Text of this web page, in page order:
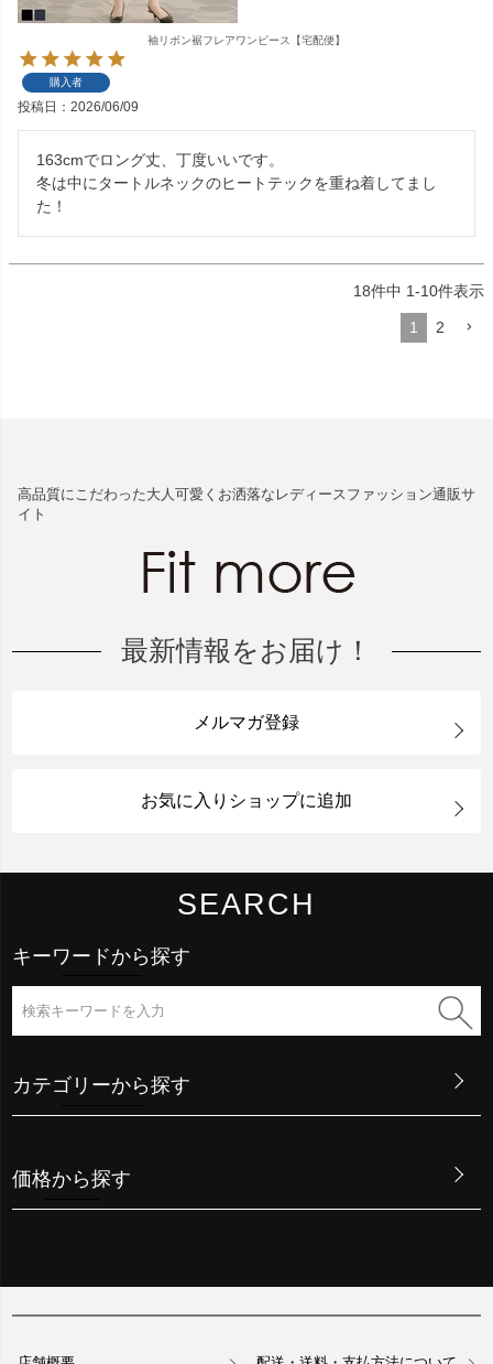
袖リボン裾フレアワンピース【宅配便】
購入者
投稿日 2026/06/09
163cmでロング丈、丁度いいです。
冬は中にタートルネックのヒートテックを重ね着してまし
た！
18件中 1-10件表示
1 2
高品質にこだわった大人可愛くお洒落なレディースファッション通販サ
イト
最新情報をお届け！
メルマガ登録
お気に入りショップに追加
SEARCH
キーワードから探す
カテゴリーから探す
価格から探す